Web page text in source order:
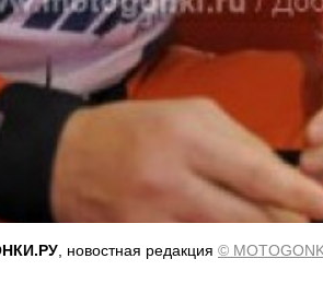
, новостная редакция ©